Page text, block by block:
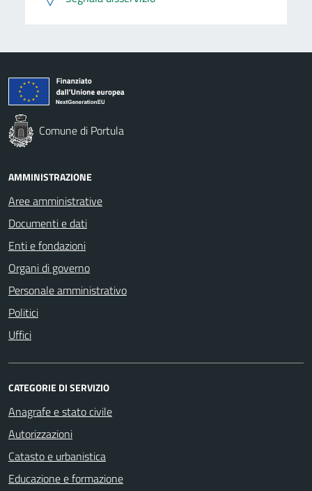
Comune di Portula
AMMINISTRAZIONE
Aree amministrative
Documenti e dati
Enti e fondazioni
Organi di governo
Personale amministrativo
Politici
Uffici
CATEGORIE DI SERVIZIO
Anagrafe e stato civile
Autorizzazioni
Catasto e urbanistica
Educazione e formazione